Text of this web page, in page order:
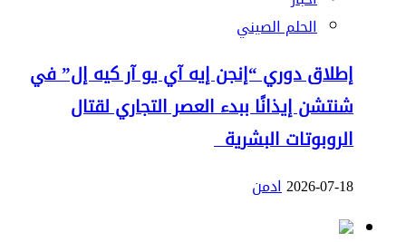
الحلم الصيني
إطلاق دوري “إنجن إيه آي يو آر كيه إل” في
شنتشن إيذانًا ببدء العصر التجاري لقتال
الروبوتات البشرية
2026-07-18ادمن